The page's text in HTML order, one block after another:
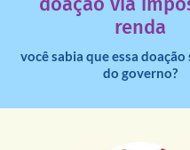
renda
você sabia que essa
do governo?
Você sabia que pessoas